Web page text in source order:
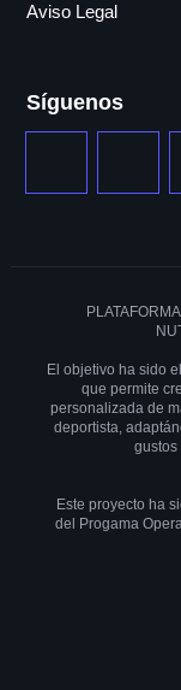
Aviso Legal
Síguenos
El objetivo ha sido
que permite
personalizada de
deportista,
gustos
Este proyecto ha
del Progama